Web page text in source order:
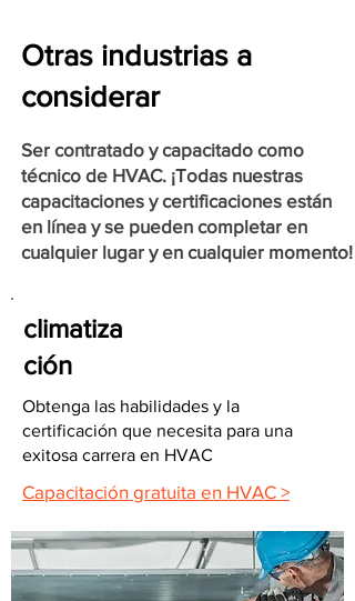
Otras industrias a
considerar
Ser contratado y capacitado como
técnico de HVAC. ¡Todas nuestras
capacitaciones y certificaciones están
en línea y se pueden completar en
cualquier lugar y en cualquier momento!
climatiza
ción
Obtenga las habilidades y la
certificación que necesita para una
exitosa carrera en HVAC
Capacitación gratuita en HVAC >